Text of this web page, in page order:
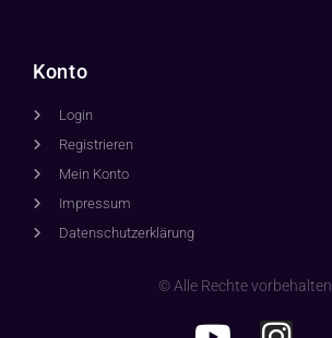
Konto
Login
Registrieren
Mein Konto
Impressum
Datenschutzerklärung
© Alle Rechte vorbehalten